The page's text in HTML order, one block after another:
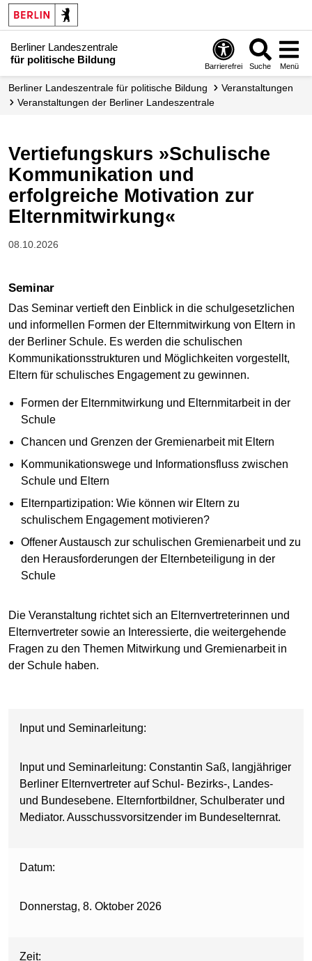
Berliner Landeszentrale
für politische Bildung
Barrierefrei Suche Menü
Berliner Landeszentrale für politische Bildung
Veranstaltungen
Veranstaltungen der Berliner Landes­zentrale
Vertiefungskurs »Schulische
Kommunikation und
erfolgreiche Motivation zur
Elternmitwirkung«
08.10.2026
Seminar
Das Seminar vertieft den Einblick in die schulgesetzlichen
und informellen Formen der Elternmitwirkung von Eltern in
der Berliner Schule. Es werden die schulischen
Kommunikationsstrukturen und Möglichkeiten vorgestellt,
Eltern für schulisches Engagement zu gewinnen.
Formen der Elternmitwirkung und Elternmitarbeit in der
Schule
Chancen und Grenzen der Gremienarbeit mit Eltern
Kommunikationswege und Informationsfluss zwischen
Schule und Eltern
Elternpartizipation: Wie können wir Eltern zu
schulischem Engagement motivieren?
Offener Austausch zur schulischen Gremienarbeit und zu
den Herausforderungen der Elternbeteiligung in der
Schule
Die Veranstaltung richtet sich an Elternvertreterinnen und
Elternvertreter sowie an Interessierte, die weitergehende
Fragen zu den Themen Mitwirkung und Gremienarbeit in
der Schule haben.
Input und Seminarleitung:
Input und Seminarleitung: Constantin Saß, langjähriger
Berliner Elternvertreter auf Schul- Bezirks-, Landes-
und Bundesebene. Elternfortbildner, Schulberater und
Mediator. Ausschussvorsitzender im Bundeselternrat.
Datum:
Donnerstag, 8. Oktober 2026
Zeit: